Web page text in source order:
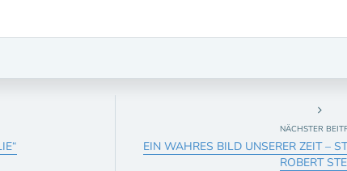
NÄCHSTER
EIN WAHRES BILD UNSERER ZEIT –
ROBERT